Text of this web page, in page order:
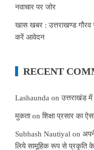
नवाचार पर जोर
खास खबर : उत्तराखण्ड
करें आवेदन
RECENT
Lashaunda onउत्तराखंड में
मुकताonशिक्षा प्रसार का
Subhash Nautiyal on
लिये सामूहिक रूप से प्रकृति के